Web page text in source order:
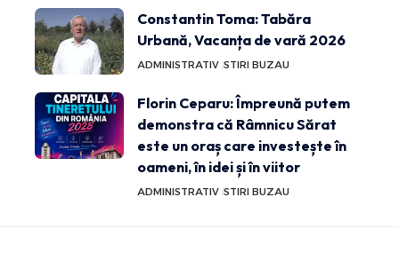
Constantin Toma: Tabăra
Urbană, Vacanța de vară 2026
ADMINISTRATIV STIRI BUZAU
Florin Ceparu: Împreună putem
demonstra că Râmnicu Sărat
este un oraș care investește în
oameni, în idei și în viitor
ADMINISTRATIV STIRI BUZAU